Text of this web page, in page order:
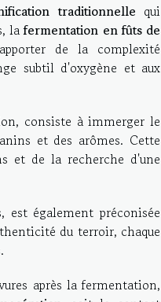
traditionnelle qui
lafermentation en fûts de
de la complexité
subtil d'oxygène et aux
consiste à immerger le
et des arômes. Cette
et de la recherche d'une
est également préconisée
du terroir, chaque
après la fermentation,